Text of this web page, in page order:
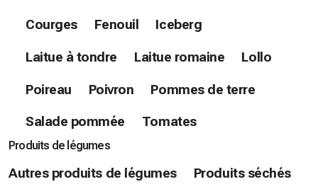
Courges Fenouil Iceberg
Laitue à tondre Laitue romaine Lollo
Poireau Poivron Pommes de terre
Salade pommée Tomates
Produits de légumes
Autres produits de légumes Produits séchés